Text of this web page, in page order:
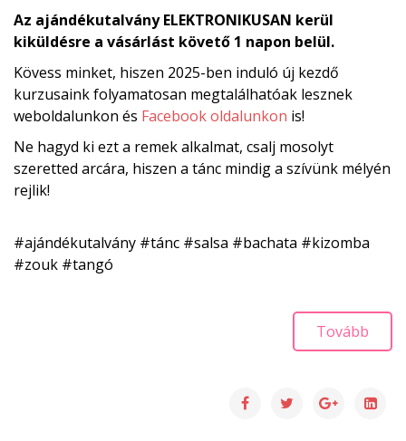
Az ajándékutalvány ELEKTRONIKUSAN kerül
kiküldésre a vásárlást követő 1 napon belül.
Kövess minket, hiszen 2025-ben induló új kezdő
kurzusaink folyamatosan megtalálhatóak lesznek
weboldalunkon és Facebook oldalunkon is!
Ne hagyd ki ezt a remek alkalmat, csalj mosolyt
szeretted arcára, hiszen a tánc mindig a szívünk mélyén
rejlik!
#ajándékutalvány #tánc #salsa #bachata #kizomba
#zouk #tangó
Tovább